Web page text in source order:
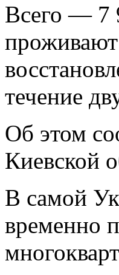
Всего — 7
течение
Об этом
Киевской
В самой
временно